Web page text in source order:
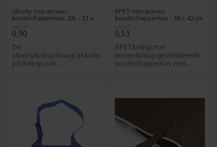
Liberty non woven -
boodschappentas 29L - 33 x
0,90
De
Liberty&nbsp;draagtas&nbs
p;is&nbsp;non-
RPET non woven
boodschappentas - 38 x 42 cm
0,53
RPET&nbsp;non
woven&nbsp;gelamineerde
boodschappentas met